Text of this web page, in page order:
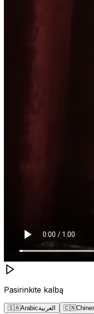
Pasirinkite kalbą
🇸🇦Arabicالعربية 🇨🇳